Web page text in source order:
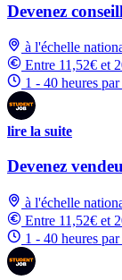
Devenez
à l'échelle
Entre 11,52€ et
1 - 40 heures
lire la suite
Devenez
à l'échelle
Entre 11,52€ et
1 - 40 heures